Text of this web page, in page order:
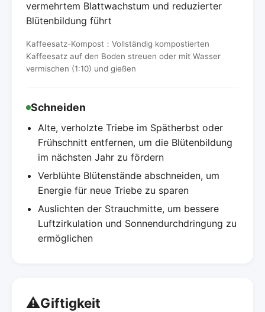
vermehrtem Blattwachstum und reduzierter
Blütenbildung führt
Kaffeesatz-Kompost：Vollständig kompostierten
Kaffeesatz auf den Boden streuen oder mit Wasser
vermischen (1:10) und gießen
Schneiden
Alte, verholzte Triebe im Spätherbst oder
Frühschnitt entfernen, um die Blütenbildung
im nächsten Jahr zu fördern
Verblühte Blütenstände abschneiden, um
Energie für neue Triebe zu sparen
Auslichten der Strauchmitte, um bessere
Luftzirkulation und Sonnendurchdringung zu
ermöglichen
⚠️Giftigkeit